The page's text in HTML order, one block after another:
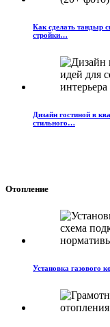
Как сделать тандыр
стройки…
Дизайн гостиной в
стильного…
Отопление
Установка газового